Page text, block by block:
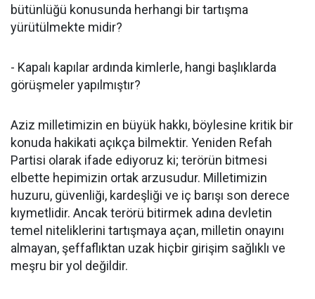
bütünlüğü konusunda herhangi bir tartışma
yürütülmekte midir?
- Kapalı kapılar ardında kimlerle, hangi başlıklarda
görüşmeler yapılmıştır?
Aziz milletimizin en büyük hakkı, böylesine kritik bir
konuda hakikati açıkça bilmektir. Yeniden Refah
Partisi olarak ifade ediyoruz ki; terörün bitmesi
elbette hepimizin ortak arzusudur. Milletimizin
huzuru, güvenliği, kardeşliği ve iç barışı son derece
kıymetlidir. Ancak terörü bitirmek adına devletin
temel niteliklerini tartışmaya açan, milletin onayını
almayan, şeffaflıktan uzak hiçbir girişim sağlıklı ve
meşru bir yol değildir.